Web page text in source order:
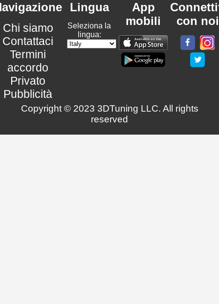
Chi siamo
Contattaci
Termini
accordo
Privato
Pubblicità
Lingua
Seleziona la
lingua:
App
mobili
con noi
Copyright © 2023 3DTuning LLC. All rights
reserved